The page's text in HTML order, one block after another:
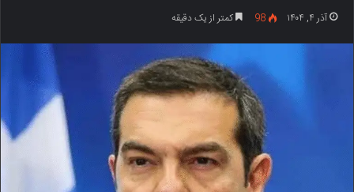
آذر ۴, ۱۴۰۴ 98 کمتر از یک دقیقه